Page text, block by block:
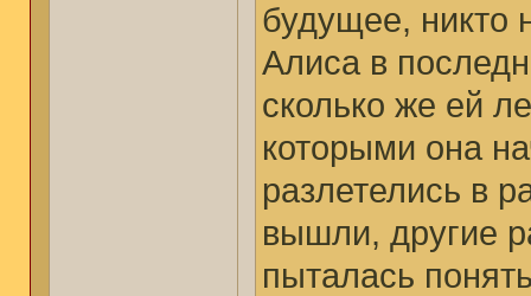
будущее, никто
Алиса в
сколько же ей
которыми она
разлетелись в
вышли, другие
пыталась